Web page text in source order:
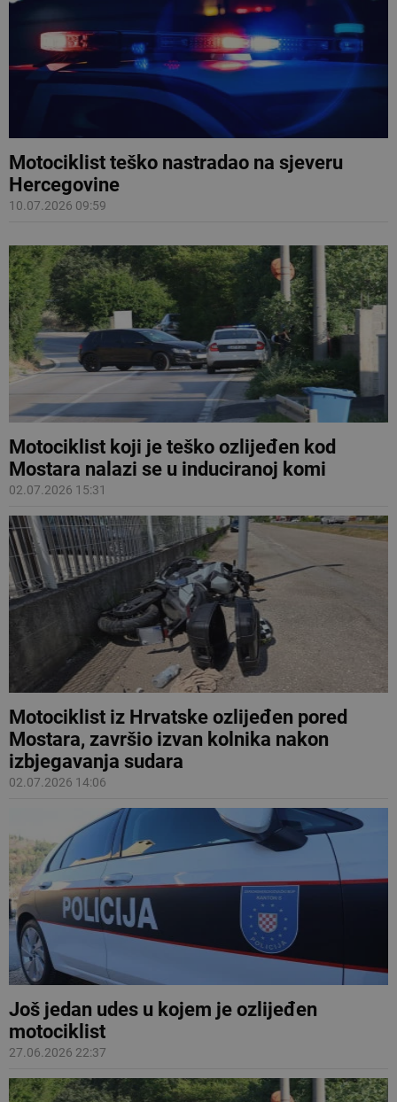
Motociklist teško nastradao na sjeveru
Hercegovine
10.07.2026 09:59
Motociklist koji je teško ozlijeđen kod
Mostara nalazi se u induciranoj komi
02.07.2026 15:31
Motociklist iz Hrvatske ozlijeđen pored
Mostara, završio izvan kolnika nakon
izbjegavanja sudara
02.07.2026 14:06
Još jedan udes u kojem je ozlijeđen
motociklist
27.06.2026 22:37